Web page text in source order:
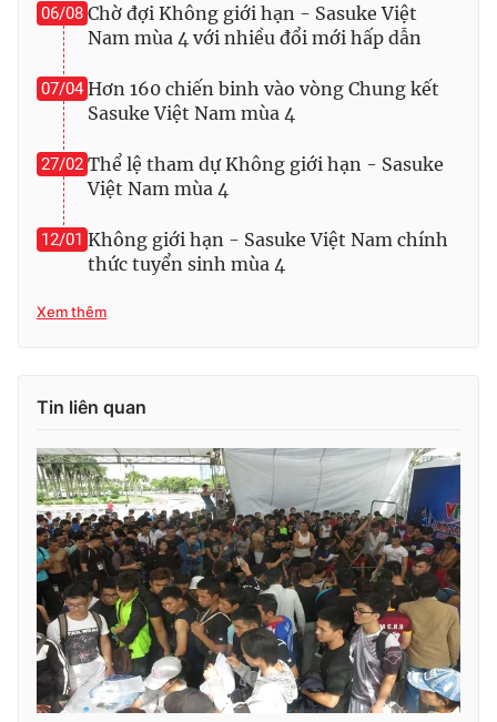
06/08 Chờ đợi Không giới hạn - Sasuke Việt
Nam mùa 4 với nhiều đổi mới hấp dẫn
07/04 Hơn 160 chiến binh vào vòng Chung kết
Sasuke Việt Nam mùa 4
27/02 Thể lệ tham dự Không giới hạn - Sasuke
Việt Nam mùa 4
12/01 Không giới hạn - Sasuke Việt Nam chính
thức tuyển sinh mùa 4
Xem thêm
Tin liên quan